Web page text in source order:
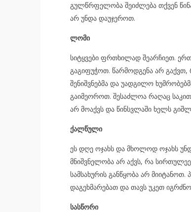
გულწრფელობა შეიძლება თქვენ
არ უნდა დაუჯეროთ.
ლომი
სიტყვები ფრთხილად შეარჩიეთ.
გაგიფუჭოთ. წარმოდგენა არ გაქვთ,
შენიშვნებმა და უადგილო
გაიმეოროთ. შესაძლოა რაღაც
არ მოაქვს და წინსვლაში ხელს
ქალწული
ეს დღე ოჯახს და მხოლოდ ოჯახს
მნიშვნელობა არ აქვს, რა
სამსახურის განწყობა არ
დაგეხმარებათ და თავს უკეთ
სასწორი